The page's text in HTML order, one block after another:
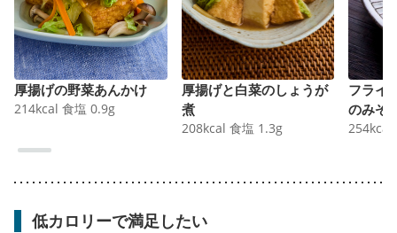
厚揚げの野菜あんかけ
214kcal 食塩 0.9g
厚揚げと白菜のしょうが
煮
208kcal 食塩 1.3g
フライ
のみぞ
254kcal
低カロリーで満足したい